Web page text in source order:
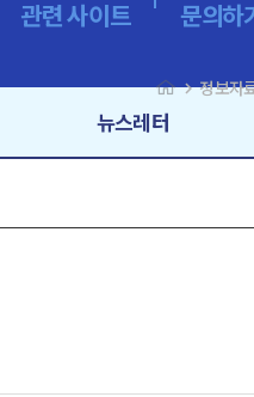
관련 사이트 문의하
뉴스레터
navigate_next정보자